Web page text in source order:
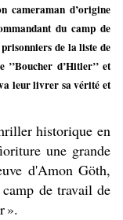
cameraman d’origine
du camp de
de la liste de
d’Hitler’’ et
leur livrer sa vérité et
historique en
une grande
d'Amon Göth,
de travail de
».